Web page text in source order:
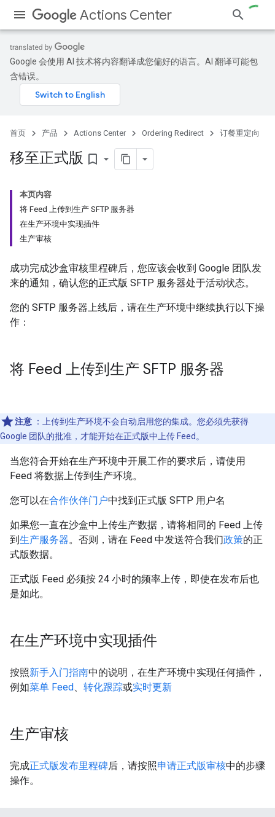
Actions Center
Google 会使用 AI 技术将内容翻译成您偏好的语言。AI 翻译可能包
含错误。
首页 产品 Actions Center Ordering Redirect 订餐重定向
移至正式版 bookmark_border
本页内容
将 Feed 上传到生产 SFTP 服务器
在生产环境中实现插件
生产审核
成功完成沙盒审核里程碑后，您应该会收到 Google 团队发
来的通知，确认您的正式版 SFTP 服务器处于活动状态。
您的 SFTP 服务器上线后，请在生产环境中继续执行以下操
作：
将 Feed 上传到生产 SFTP 服务器
注意 ：上传到生产环境不会自动启用您的集成。您必须先获得
Google 团队的批准，才能开始在正式版中上传 Feed。
当您符合开始在生产环境中开展工作的要求后，请使用
Feed 将数据上传到生产环境。
您可以在合作伙伴门户中找到正式版 SFTP 用户名
如果您一直在沙盒中上传生产数据，请将相同的 Feed 上传
到生产服务器。否则，请在 Feed 中发送符合我们政策的正
式版数据。
正式版 Feed 必须按 24 小时的频率上传，即使在发布后也
是如此。
在生产环境中实现插件
按照新手入门指南中的说明，在生产环境中实现任何插件，
例如菜单 Feed、 转化跟踪或实时更新
生产审核
完成正式版发布里程碑后，请按照申请正式版审核中的步骤
操作。